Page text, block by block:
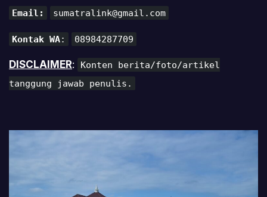
Email: sumatralink@gmail.com
Kontak WA: 08984287709
DISCLAIMER:
Konten berita/foto/artikel
tanggung jawab penulis.